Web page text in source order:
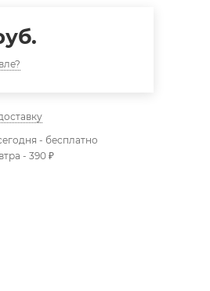
- бесплатно
- 390 ₽